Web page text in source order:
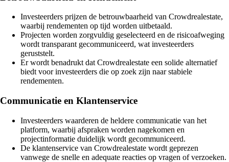
Investeerders prijzen de betrouwbaarheid van Crowdrealestate,
waarbij rendementen op tijd worden uitbetaald.
Projecten worden zorgvuldig geselecteerd en de risicoafweging
wordt transparant gecommuniceerd, wat investeerders
geruststelt.
Er wordt benadrukt dat Crowdrealestate een solide alternatief
biedt voor investeerders die op zoek zijn naar stabiele
rendementen.
Communicatie en Klantenservice
Investeerders waarderen de heldere communicatie van het
platform, waarbij afspraken worden nagekomen en
projectinformatie duidelijk wordt gecommuniceerd.
De klantenservice van Crowdrealestate wordt geprezen
vanwege de snelle en adequate reacties op vragen of verzoeken.